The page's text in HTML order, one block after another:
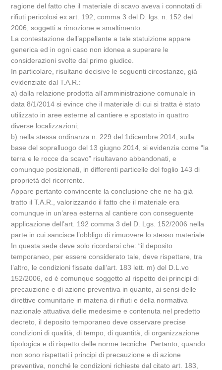
ragione del fatto che il materiale di scavo aveva i connotati di
rifiuti pericolosi ex art. 192, comma 3 del D. lgs. n. 152 del
2006, soggetti a rimozione e smaltimento.
La contestazione dell’appellante a tale statuizione appare
generica ed in ogni caso non idonea a superare le
considerazioni svolte dal primo giudice.
In particolare, risultano decisive le seguenti circostanze, già
evidenziate dal T.A.R.:
a) dalla relazione prodotta all’amministrazione comunale in
data 8/1/2014 si evince che il materiale di cui si tratta è stato
utilizzato in aree esterne al cantiere e spostato in quattro
diverse localizzazioni;
b) nella stessa ordinanza n. 229 del 1dicembre 2014, sulla
base del sopralluogo del 13 giugno 2014, si evidenzia come “la
terra e le rocce da scavo” risultavano abbandonati, e
comunque posizionati, in differenti particelle del foglio 143 di
proprietà del ricorrente.
Appare pertanto convincente la conclusione che ne ha già
tratto il T.A.R., valorizzando il fatto che il materiale era
comunque in un’area esterna al cantiere con conseguente
applicazione dell’art. 192 comma 3 del D. Lgs. 152/2006 nella
parte in cui sancisce l’obbligo di rimuovere lo stesso materiale.
In questa sede deve solo ricordarsi che: “il deposito
temporaneo, per essere considerato tale, deve rispettare, tra
l’altro, le condizioni fissate dall’art. 183 lett. m) del D.L.vo
152/2006, ed è comunque soggetto al rispetto dei principi di
precauzione e di azione preventiva in quanto, ai sensi delle
direttive comunitarie in materia di rifiuti e della normativa
nazionale attuativa delle medesime e contenuta nel predetto
decreto, il deposito temporaneo deve osservare precise
condizioni di qualità, di tempo, di quantità, di organizzazione
tipologica e di rispetto delle norme tecniche. Pertanto, quando
non sono rispettati i principi di precauzione e di azione
preventiva, nonché le condizioni richieste dal citato art. 183,